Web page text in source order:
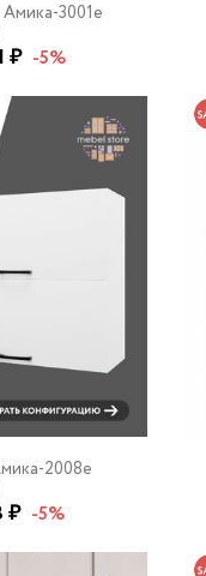
3001e
₽ -5%
2008e
₽ -5%